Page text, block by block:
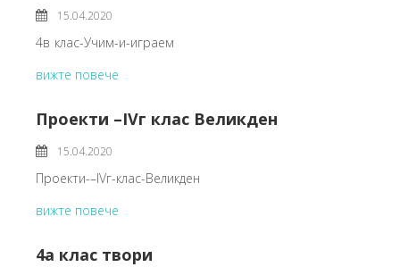
15.04.2020
4в клас-Учим-и-играем
вижте повече
Проекти –IVг клас Великден
15.04.2020
Проекти-–IVг-клас-Великден
вижте повече
4а клас твори